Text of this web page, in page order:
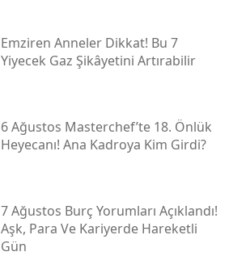
Emziren Anneler Dikkat! Bu 7
Yiyecek Gaz Şikâyetini Artırabilir
6 Ağustos Masterchef’te 18. Önlük
Heyecanı! Ana Kadroya Kim Girdi?
7 Ağustos Burç Yorumları Açıklandı!
Aşk, Para Ve Kariyerde Hareketli
Gün